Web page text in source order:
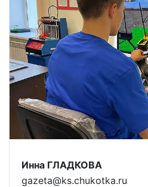
Инна ГЛАДКОВА
gazeta@ks.chukotka.ru